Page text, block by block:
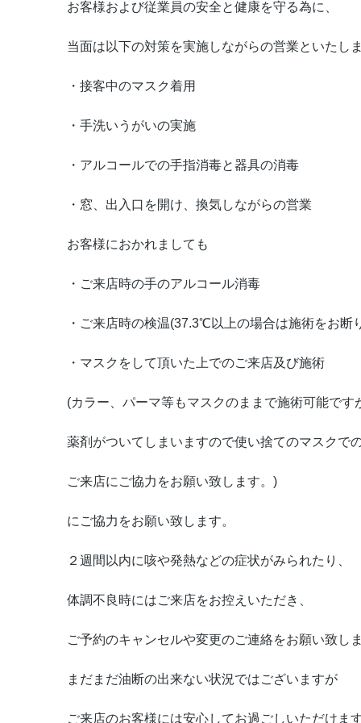
お客様および従業員の安全と健康を守る為に、
当面は以下の対策を実施しながらの営業といたしま
・接客中のマスク着用
・手洗いうがいの実施
・アルコールでの手指消毒と器具の消毒
・窓、出入口を開け、換気しながらの営業
お客様におかれましても
・ご来店時の手のアルコール消毒
・ご来店時の検温(37.3℃以上の場合は施術をお断
・マスクをして頂いた上でのご来店及び施術
(カラー、パーマ等もマスクのままで施術可能です
薬剤がついてしまいますので使い捨てのマスクで
ご来店にご協力をお願い致します。)
にご協力をお願い致します。
２週間以内に咳や発熱などの症状がみられたり、
体調不良時にはご来店をお控えいただき、
ご予約のキャンセルや変更のご連絡をお願い致しま
まだまだ油断の出来ない状況ではございますが
ご来店のお客様には安心してお過ごしいただけま